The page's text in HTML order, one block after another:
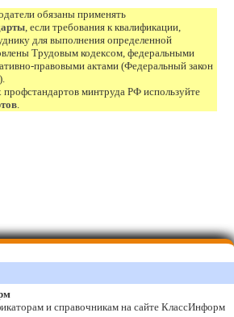
обязаны применять
, если требования к квалификации,
для выполнения определенной
Трудовым кодексом, федеральными
правовыми актами (Федеральный закон
минтруда РФ используйте
.
и справочникам на сайте КлассИнформ